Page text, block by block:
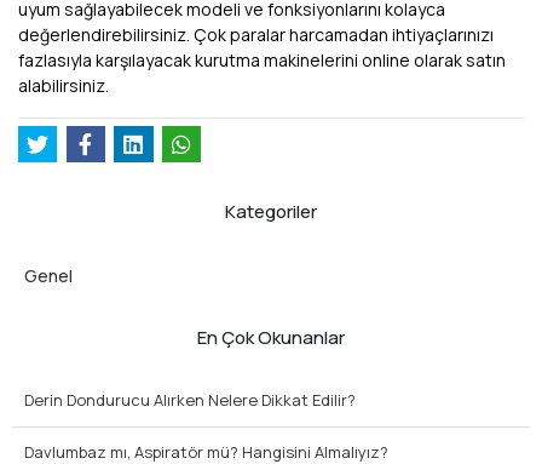
uyum sağlayabilecek modeli ve fonksiyonlarını kolayca
değerlendirebilirsiniz. Çok paralar harcamadan ihtiyaçlarınızı
fazlasıyla karşılayacak kurutma makinelerini online olarak satın
alabilirsiniz.
Kategoriler
Genel
En Çok Okunanlar
Derin Dondurucu Alırken Nelere Dikkat Edilir?
Davlumbaz mı, Aspiratör mü? Hangisini Almalıyız?